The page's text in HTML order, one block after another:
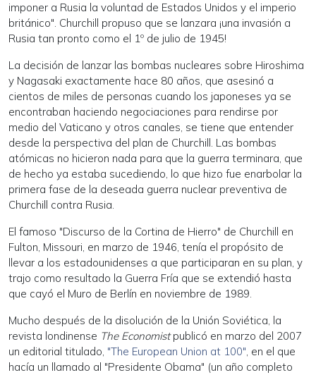
imponer a Rusia la voluntad de Estados Unidos y el imperio
británico". Churchill propuso que se lanzara ¡una invasión a
Rusia tan pronto como el 1º de julio de 1945!
La decisión de lanzar las bombas nucleares sobre Hiroshima
y Nagasaki exactamente hace 80 años, que asesinó a
cientos de miles de personas cuando los japoneses ya se
encontraban haciendo negociaciones para rendirse por
medio del Vaticano y otros canales, se tiene que entender
desde la perspectiva del plan de Churchill. Las bombas
atómicas no hicieron nada para que la guerra terminara, que
de hecho ya estaba sucediendo, lo que hizo fue enarbolar la
primera fase de la deseada guerra nuclear preventiva de
Churchill contra Rusia.
El famoso "Discurso de la Cortina de Hierro" de Churchill en
Fulton, Missouri, en marzo de 1946, tenía el propósito de
llevar a los estadounidenses a que participaran en su plan, y
trajo como resultado la Guerra Fría que se extendió hasta
que cayó el Muro de Berlín en noviembre de 1989.
Mucho después de la disolución de la Unión Soviética, la
revista londinense The Economist publicó en marzo del 2007
un editorial titulado, "The European Union at 100", en el que
hacía un llamado al "Presidente Obama" (un año completo